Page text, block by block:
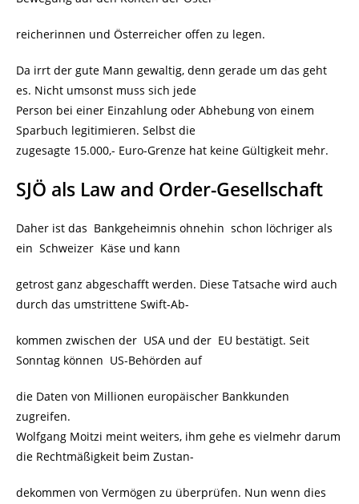
reicherinnen und Österreicher offen zu legen.
Da irrt der gute Mann gewaltig, denn gerade um das geht
es. Nicht umsonst muss sich jede
Person bei einer Einzahlung oder Abhebung von einem
Sparbuch legitimieren. Selbst die
zugesagte 15.000,- Euro-Grenze hat keine Gültigkeit mehr.
SJÖ als Law and Order-Gesellschaft
Daher ist das Bankgeheimnis ohnehin schon löchriger als
ein Schweizer Käse und kann
getrost ganz abgeschafft werden. Diese Tatsache wird auch
durch das umstrittene Swift-Ab-
kommen zwischen der USA und der EU bestätigt. Seit
Sonntag können US-Behörden auf
die Daten von Millionen europäischer Bankkunden
zugreifen.
Wolfgang Moitzi meint weiters, ihm gehe es vielmehr darum
die Rechtmäßigkeit beim Zustan-
dekommen von Vermögen zu überprüfen. Nun wenn dies